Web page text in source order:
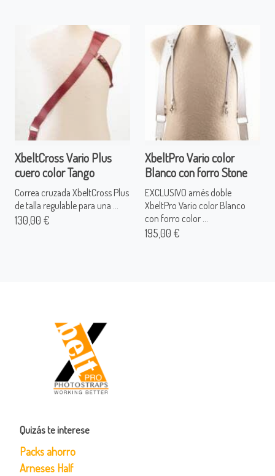
XbeltCross Vario Plus
cuero color Tango
Correa cruzada XbeltCross Plus
de talla regulable para una ...
130,00 €
XbeltPro Vario color
Blanco con forro Stone
EXCLUSIVO arnés doble
XbeltPro Vario color Blanco
con forro color ...
195,00 €
Quizás te interese
Packs ahorro
Arneses Half